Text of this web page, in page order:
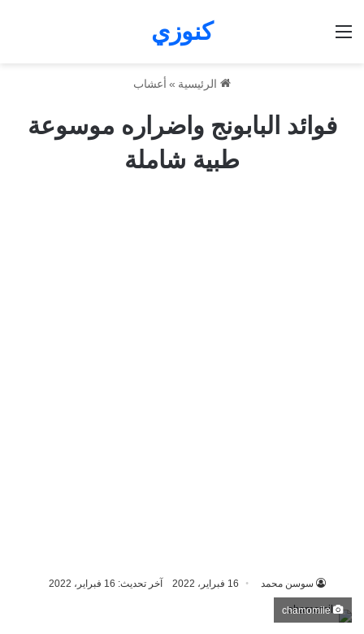
كنوزي
الرئيسية » أعشاب
فوائد البابونج واضراره موسوعة
طبية شاملة
سوسن محمد 16 فبراير، 2022 آخر تحديث: 16 فبراير، 2022